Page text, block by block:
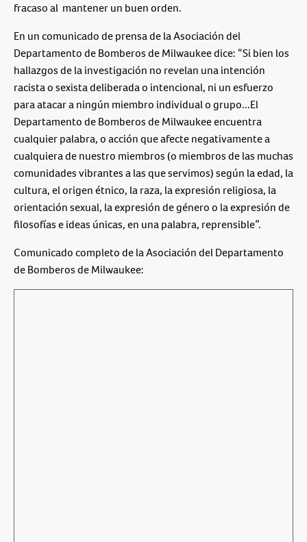
fracaso al mantener un buen orden.
En un comunicado de prensa de la Asociación del
Departamento de Bomberos de Milwaukee dice: “Si bien los
hallazgos de la investigación no revelan una intención
racista o sexista deliberada o intencional, ni un esfuerzo
para atacar a ningún miembro individual o grupo...El
Departamento de Bomberos de Milwaukee encuentra
cualquier palabra, o acción que afecte negativamente a
cualquiera de nuestro miembros (o miembros de las muchas
comunidades vibrantes a las que servimos) según la edad, la
cultura, el origen étnico, la raza, la expresión religiosa, la
orientación sexual, la expresión de género o la expresión de
filosofías e ideas únicas, en una palabra, reprensible”.
Comunicado completo de la Asociación del Departamento
de Bomberos de Milwaukee: